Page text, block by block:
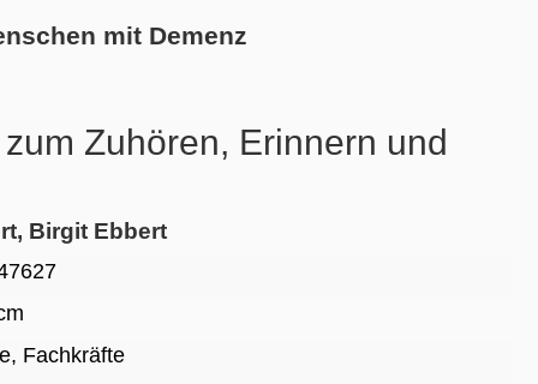
mit Demenz
Zuhören, Erinnern und
Birgit Ebbert
, Fachkräfte